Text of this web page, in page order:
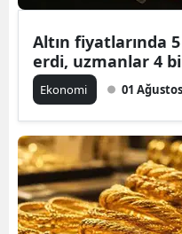
Altın fiyatlarında
erdi, uzmanlar 4
Ekonomi 01